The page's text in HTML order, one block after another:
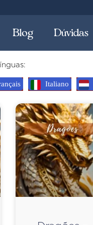
Blog Dúvidas
Italiano